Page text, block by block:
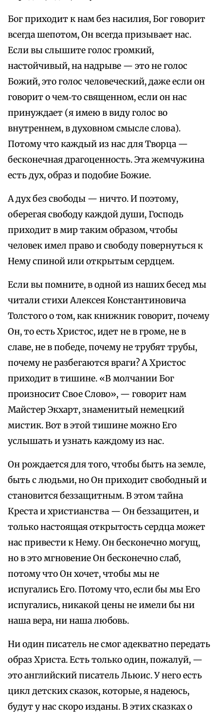
Бог приходит к нам без насилия, Бог говорит
всегда шепотом, Он всегда призывает нас.
Если вы слышите голос громкий,
настойчивый, на надрыве — это не голос
Божий, это голос человеческий, даже если он
говорит о чем‑то священном, если он нас
принуждает (я имею в виду голос во
внутреннем, в духовном смысле слова).
Потому что каждый из нас для Творца —
бесконечная драгоценность. Эта жемчужина
есть дух, образ и подобие Божие.
А дух без свободы — ничто. И поэтому,
оберегая свободу каждой души, Господь
приходит в мир таким образом, чтобы
человек имел право и свободу повернуться к
Нему спиной или открытым сердцем.
Если вы помните, в одной из наших бесед мы
читали стихи Алексея Константиновича
Толстого о том, как книжник говорит, почему
Он, то есть Христос, идет не в громе, не в
славе, не в победе, почему не трубят трубы,
почему не разбегаются враги? А Христос
приходит в тишине. «В молчании Бог
произносит Свое Слово», — говорит нам
Майстер Экхарт, знаменитый немецкий
мистик. Вот в этой тишине можно Его
услышать и узнать каждому из нас.
Он рождается для того, чтобы быть на земле,
быть с людьми, но Он приходит свободный и
становится беззащитным. В этом тайна
Креста и христианства — Он беззащитен, и
только настоящая открытость сердца может
нас привести к Нему. Он бесконечно могущ,
но в это мгновение Он бесконечно слаб,
потому что Он хочет, чтобы мы не
испугались Его. Потому что, если бы мы Его
испугались, никакой цены не имели бы ни
наша вера, ни наша любовь.
Ни один писатель не смог адекватно передать
образ Христа. Есть только один, пожалуй, —
это английский писатель Льюис. У него есть
цикл детских сказок, которые, я надеюсь,
будут у нас скоро изданы. В этих сказках о